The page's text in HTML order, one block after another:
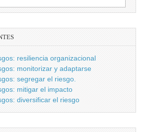
resiliencia organizacional
monitorizar y adaptarse
segregar el riesgo.
mitigar el impacto
diversificar el riesgo